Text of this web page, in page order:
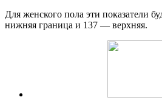
Для женского пола эти показатели
нижняя граница и 137 — верхняя.